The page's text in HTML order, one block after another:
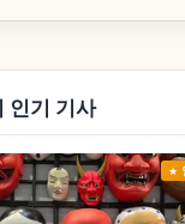
인기 기사